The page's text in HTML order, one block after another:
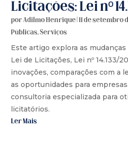
Licitações: Lei nº
porAdilmo Henrique| 11 de setembro
Públicas,Serviços
Este artigo explora as
Lei de Licitações, Lei nº 14.133/
inovações, comparações com a
as oportunidades para
consultoria especializada para
licitatórios.
Ler Mais